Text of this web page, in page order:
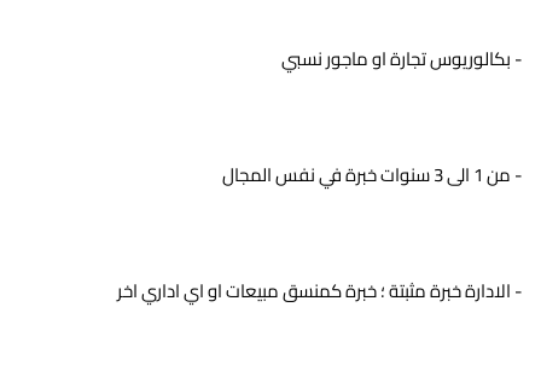
- بكالوريوس تجارة او ماجور نسبي
- من 1 الى 3 سنوات خبرة في نفس المجال
- الادارة خبرة مثبتة ؛ خبرة كمنسق مبيعات او اي اداري اخر